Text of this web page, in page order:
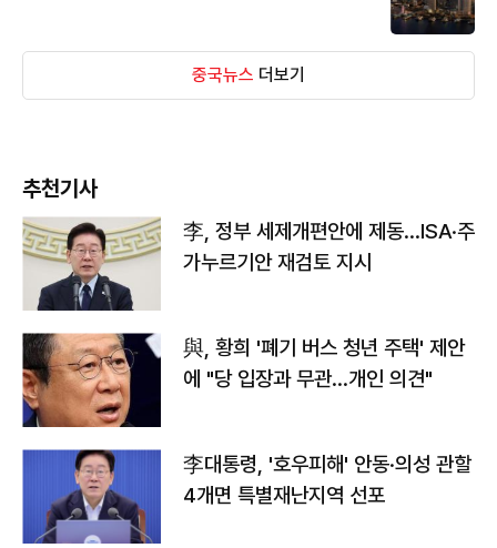
중국뉴스 더보기
추천기사
李, 정부 세제개편안에 제동…ISA·주
가누르기안 재검토 지시
與, 황희 '폐기 버스 청년 주택' 제안
에 "당 입장과 무관…개인 의견"
李대통령, '호우피해' 안동·의성 관할
4개면 특별재난지역 선포